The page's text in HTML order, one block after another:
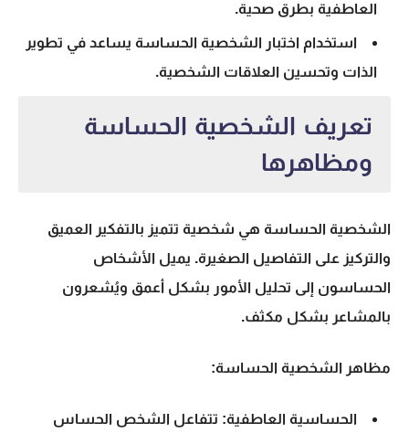
العاطفية بطرق صحية.
استخدام اختبار الشخصية الحساسة يساعد في تطوير
الذات وتحسين العلاقات الشخصية.
تعريف الشخصية الحساسة
ومظاهرها
الشخصية الحساسة هي شخصية تتميز بالتفكير العميق
والتركيز على التفاصيل الصغيرة. يميل الأشخاص
الحساسون إلى تحليل الأمور بشكل أعمق ويُشعرون
بالمشاعر بشكل مكثف.
مظاهر الشخصية الحساسة:
الحساسية العاطفية: تتفاعل الشخص الحساس